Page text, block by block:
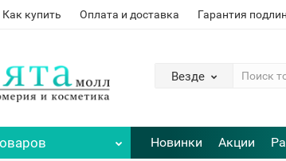
Как купить Оплата и доставка Гарантия
Везде
Новинки Акции